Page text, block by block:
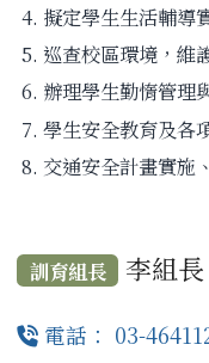
擬定學生生活輔導
巡查校區環境，維
辦理學生勤惰管理
學生安全教育及各
交通安全計畫實施
訓育組長 李組長
電話： 03-